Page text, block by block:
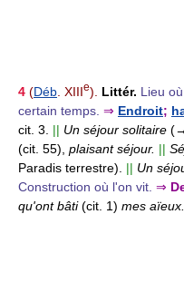
4 (Déb . XIIIe). Littér. Lieu
certain temps. ⇒ Endroit;
cit. 3. || Un séjour solitaire
(cit. 55), plaisant séjour. ||
Paradis terrestre).
|| Un
Construction où l'on vit. ⇒
qu'ont bâti(cit. 1) mes